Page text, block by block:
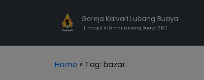
Gereja Kalvari Lubang Buaya
Jl. Masjid Al Umar Lubang Buaya 3B10
Home » Tag: bazar